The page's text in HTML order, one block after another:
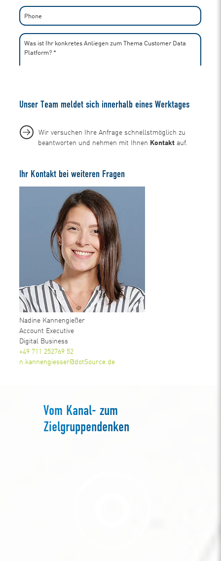
Unser Team meldet sich innerhalb eines Werktages
Wir versuchen Ihre Anfrage schnellstmöglich zu
beantworten und nehmen mit Ihnen Kontakt auf.
Ihr Kontakt bei weiteren Fragen
Nadine Kannengießer
Account Executive
Digital Business
+49 711 252769 52
n.kannengiesser@dotSource.de
Vom Kanal- zum
Zielgruppendenken